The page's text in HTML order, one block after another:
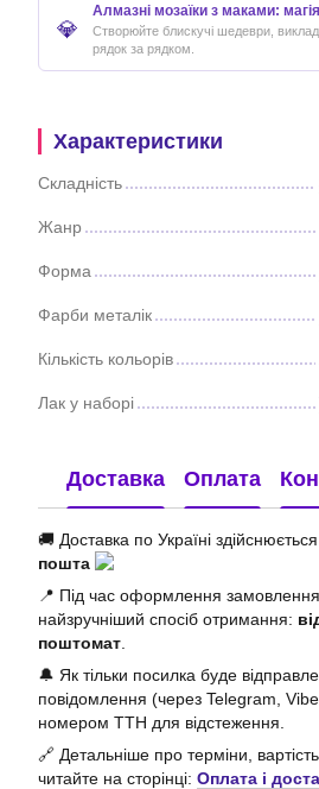
💎
Алмазні мозаїки з маками:
Створюйте блискучі шедеври,
рядок за рядком.
Характеристики
Складність
Жанр
Форма
Фарби металік
Кількість кольорів
Лак у наборі
Доставка Оплата
🚚 Доставка по Україні
пошта
📍 Під час оформлення
найзручніший спосіб отримання:
поштомат
🔔 Як тільки посилка буде
повідомлення (через Telegram,
номером ТТН для відстеження.
🔗 Детальніше про терміни,
читайте на сторінці: Оплата і